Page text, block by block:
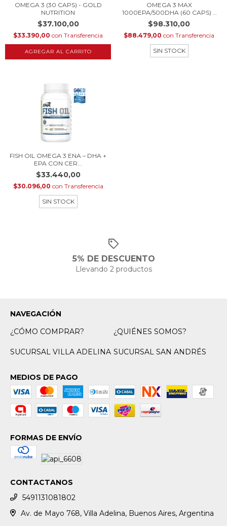
OMEGA 3 (30 CAPS) - GOLD
NUTRITION
$37.100,00
$33.390,00 con Transferencia
OMEGA 3 MAX
1000EPA/500DHA (60 CAPS) –
I...
$98.310,00
$88.479,00 con Transferencia
SIN STOCK
FISH OIL OMEGA 3 ENA – DHA +
EPA CON CER...
$33.440,00
$30.096,00 con Transferencia
SIN STOCK
5% DE DESCUENTO
Llevando 2 productos
NAVEGACIÓN
¿CÓMO COMPRAR?
¿QUIÉNES SOMOS?
SUCURSAL VILLA ADELINA SUCURSAL SAN ANDRÉS
MEDIOS DE PAGO
FORMAS DE ENVÍO
CONTACTANOS
5491131081802
Av. de Mayo 768, Villa Adelina, Buenos Aires, Argentina